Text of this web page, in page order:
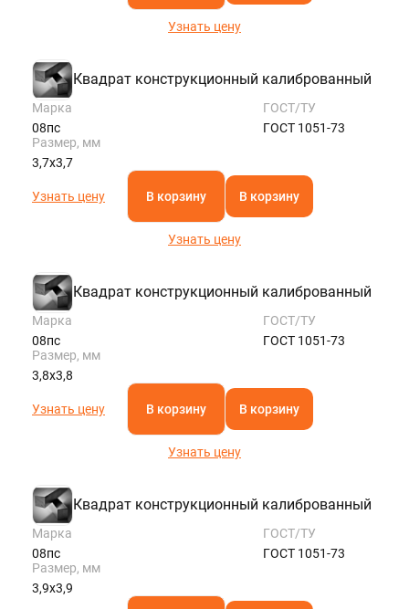
Узнать цену
Квадрат конструкционный калиброванный
Марка
08пс
ГОСТ/ТУ
ГОСТ 1051-73
Размер, мм
3,7х3,7
Узнать цену В корзину В корзину
Узнать цену
Квадрат конструкционный калиброванный
Марка
08пс
ГОСТ/ТУ
ГОСТ 1051-73
Размер, мм
3,8х3,8
Узнать цену В корзину В корзину
Узнать цену
Квадрат конструкционный калиброванный
Марка
08пс
ГОСТ/ТУ
ГОСТ 1051-73
Размер, мм
3,9х3,9